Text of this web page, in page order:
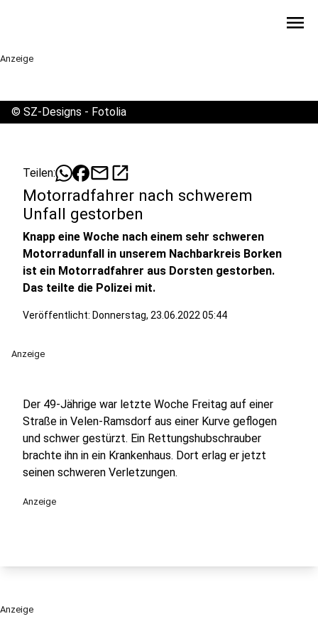
menu
Anzeige
© SZ-Designs - Fotolia
Teilen: mailopen_in_new
Motorradfahrer nach schwerem
Unfall gestorben
Knapp eine Woche nach einem sehr schweren
Motorradunfall in unserem Nachbarkreis Borken
ist ein Motorradfahrer aus Dorsten gestorben.
Das teilte die Polizei mit.
Veröffentlicht: Donnerstag, 23.06.2022 05:44
Anzeige
Der 49-Jährige war letzte Woche Freitag auf einer
Straße in Velen-Ramsdorf aus einer Kurve geflogen
und schwer gestürzt. Ein Rettungshubschrauber
brachte ihn in ein Krankenhaus. Dort erlag er jetzt
seinen schweren Verletzungen.
Anzeige
Anzeige